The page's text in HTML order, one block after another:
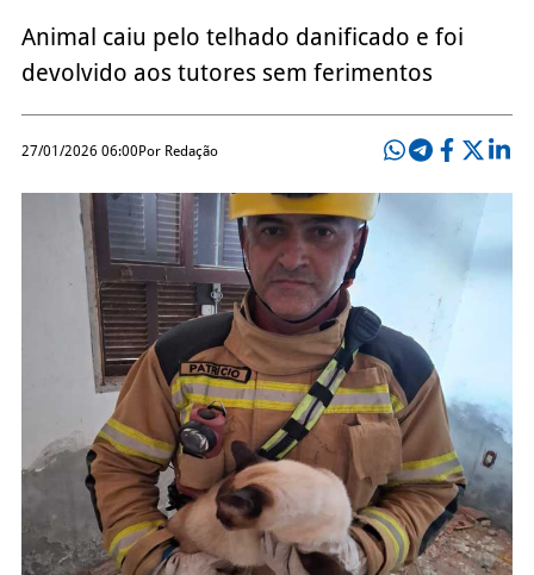
Animal caiu pelo telhado danificado e foi
devolvido aos tutores sem ferimentos
27/01/2026 06:00Por Redação